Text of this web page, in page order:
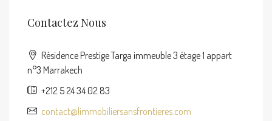
Contactez Nous
Résidence Prestige Targa immeuble 3 étage 1 appart
n°3 Marrakech
+212 5 24 34 02 83
contact@limmobiliersansfrontieres.com